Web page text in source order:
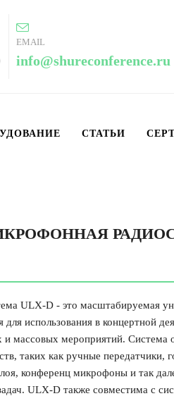
EMAIL
info@shureconference.ru
СТАТЬИ
ULX-D - это масштабируемая
для использования в концертной
и массовых мероприятий. Система
таких как ручные передатчики,
конференц микрофоны и так
ULX-D также совместима с